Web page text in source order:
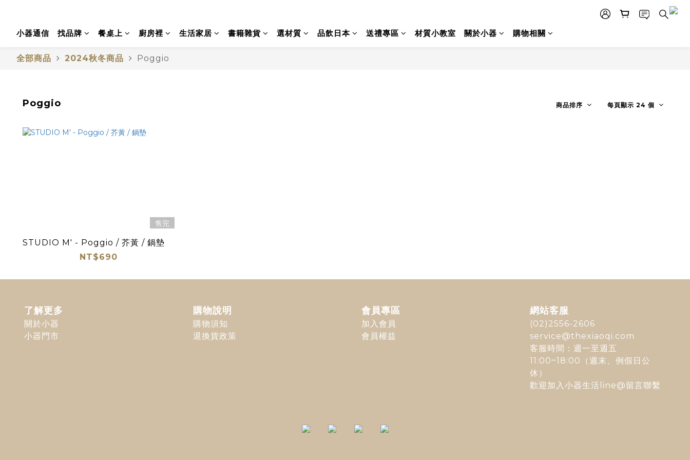
小器通信 找品牌 餐桌上 廚房裡 生活家居 書籍雜貨 選材質 品飲日本 送禮專區 材質小教室 關於小器 購物相關
全部商品 2024秋冬商品 Poggio
Poggio 商品排序 每頁顯示 24 個
售完
STUDIO M' - Poggio / 芥黃 / 鍋墊
NT$690
了解更多
關於小器
小器門市
購物說明
購物須知
退換貨政策
會員專區
加入會員
會員權益
網站客服
(02)2556-2606
service@thexiaoqi.com
客服時間：週一至週五
11:00~18:00（週末、例假日公
休）
歡迎加入 小器生活line@留言聯繫